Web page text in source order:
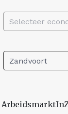
Selecteer
Zandvoort